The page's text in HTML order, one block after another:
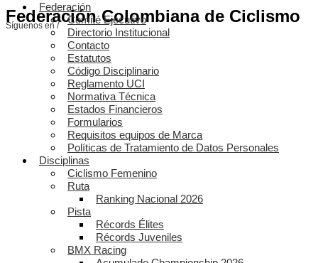
Federación Colombiana de Ciclismo
Síguenos en /
Federación
Comité Ejecutivo
Directorio Institucional
Contacto
Estatutos
Código Disciplinario
Reglamento UCI
Normativa Técnica
Estados Financieros
Formularios
Requisitos equipos de Marca
Políticas de Tratamiento de Datos Personales
Disciplinas
Ciclismo Femenino
Ruta
Ranking Nacional 2026
Pista
Récords Élites
Récords Juveniles
BMX Racing